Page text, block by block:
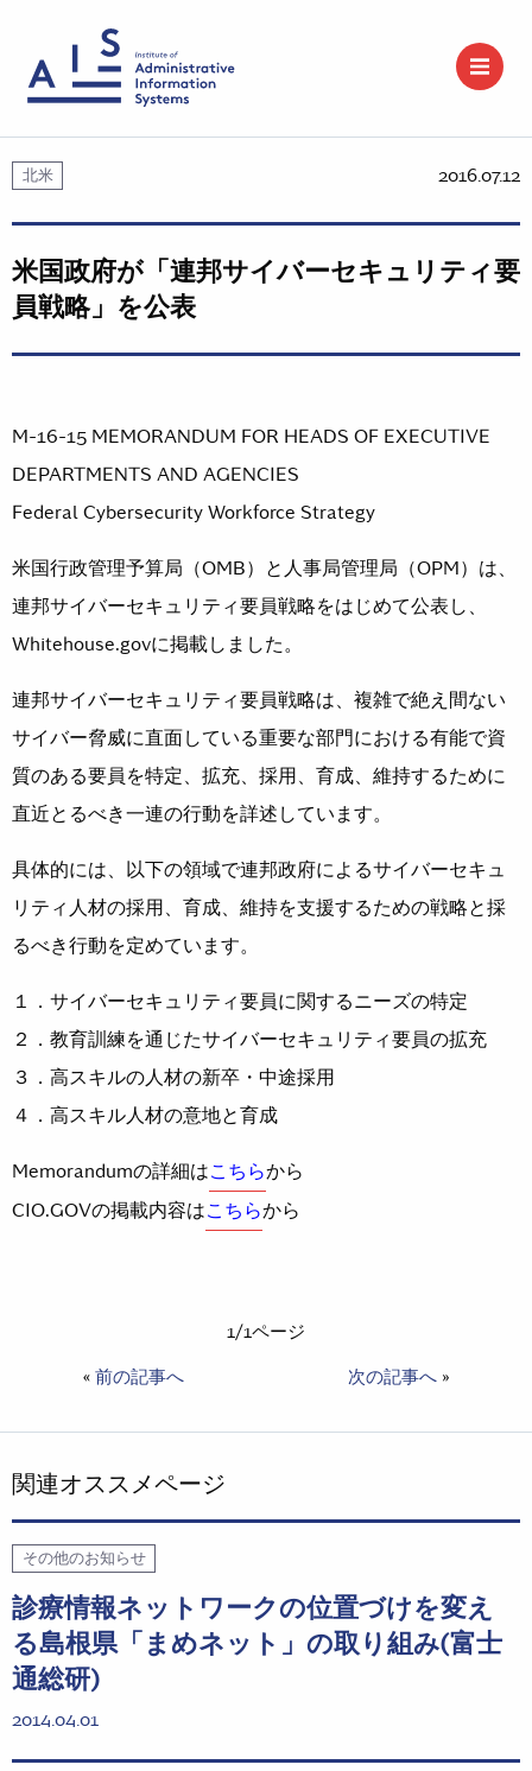
北米 2016.07.12
米国政府が「連邦サイバーセキュリティ要
員戦略」を公表
M-16-15 MEMORANDUM FOR HEADS OF EXECUTIVE
DEPARTMENTS AND AGENCIES
Federal Cybersecurity Workforce Strategy
米国行政管理予算局（OMB）と人事局管理局（OPM）は、
連邦サイバーセキュリティ要員戦略をはじめて公表し、
Whitehouse.govに掲載しました。
連邦サイバーセキュリティ要員戦略は、複雑で絶え間ない
サイバー脅威に直面している重要な部門における有能で資
質のある要員を特定、拡充、採用、育成、維持するために
直近とるべき一連の行動を詳述しています。
具体的には、以下の領域で連邦政府によるサイバーセキュ
リティ人材の採用、育成、維持を支援するための戦略と採
るべき行動を定めています。
１．サイバーセキュリティ要員に関するニーズの特定
２．教育訓練を通じたサイバーセキュリティ要員の拡充
３．高スキルの人材の新卒・中途採用
４．高スキル人材の意地と育成
Memorandumの詳細はこちらから
CIO.GOVの掲載内容はこちらから
1/1ページ
« 前の記事へ 次の記事へ »
関連オススメページ
その他のお知らせ
診療情報ネットワークの位置づけを変え
る島根県「まめネット」の取り組み(富士
通総研)
2014.04.01